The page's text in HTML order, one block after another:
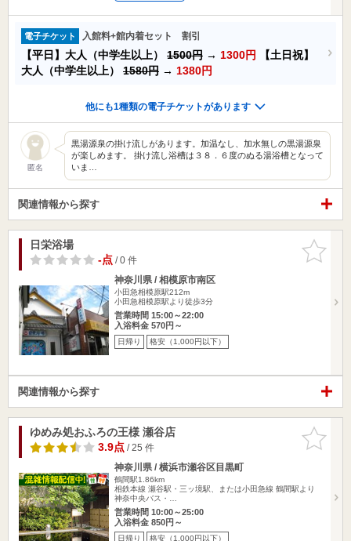
電子チケット 入館料+館内着セット 割引
【平日】大人（中学生以上） 1500円 → 1300円
【土日祝】
大人（中学生以上） 1580円 → 1380円
他にも1種類の電子チケットがあります
匿名
黒湯源泉の掛け流しがあります。加温なし、加水無しの黒湯源泉
が楽しめます。 掛け流し浴槽は３８．６度のぬる湯浴槽となって
いま…
関連情報から探す
お気に入
りに追加
日栄浴場
-点/ 0 件
神奈川県 / 相模原市南区
小田急相模原駅212m
小田急相模原駅より徒歩3分
営業時間 15:00～22:00
入浴料金 570円～
日帰り 格安（1,000円以下）
関連情報から探す
お気に入
りに追加
ゆめみ処おふろの王様 瀬谷店
3.9点/ 25 件
神奈川県 / 横浜市瀬谷区目黒町
鶴間駅1.86km
相鉄本線 瀬谷駅・三ッ境駅、または小田急線 鶴間駅より
神奈中央バス・…
営業時間 10:00～25:00
入浴料金 850円～
日帰り 格安（1,000円以下）